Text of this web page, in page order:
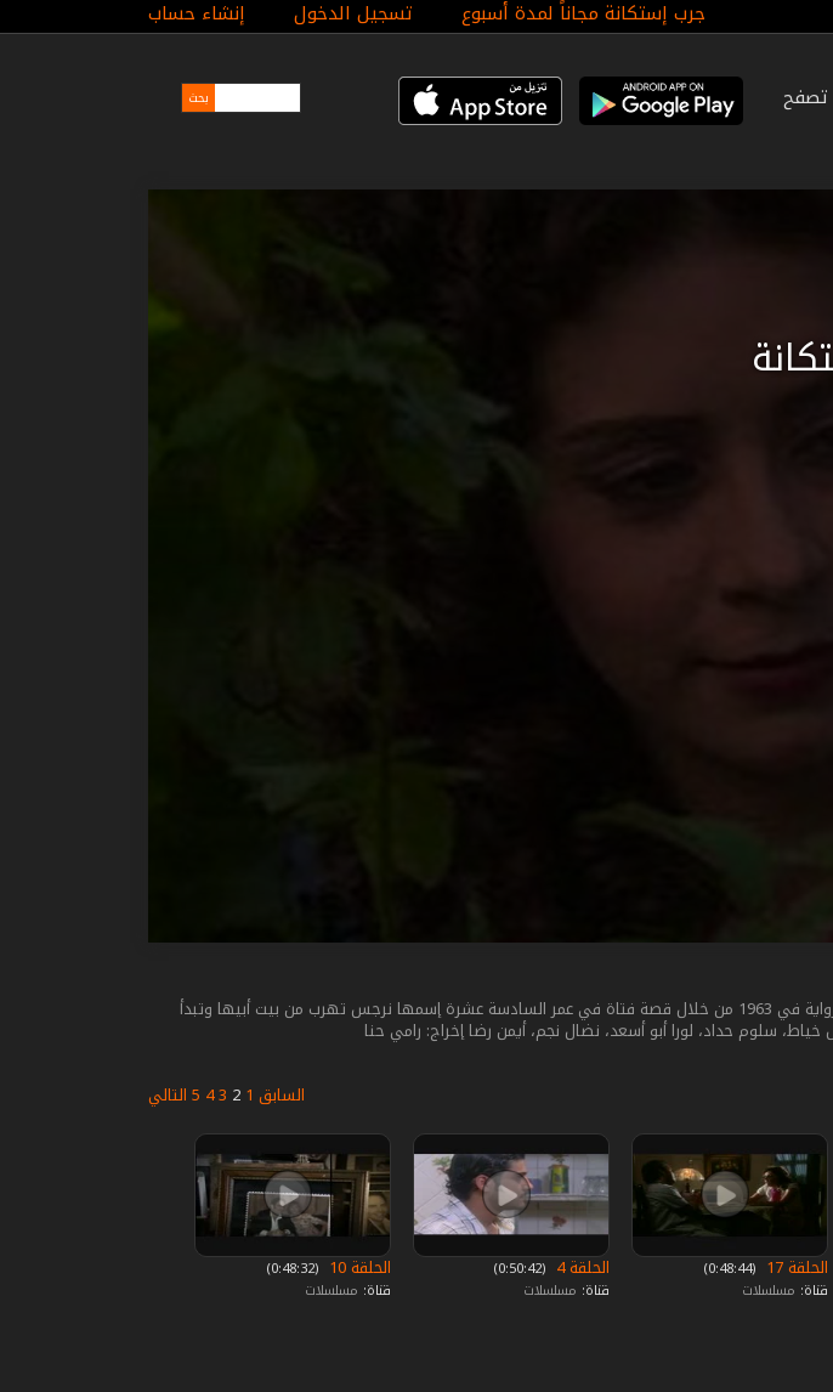
جرب إستكانة مجاناً لمدة أسبوع تسجيل الدخول إنشاء حساب
تصفح
مسلسل درامي سوري، تدور أحداثه وسط أجواء دمشقية حميمة وما بين الريف والمدينة. حيث تبدأ الرواية في 1963 من خلال قصة فتاة في عمر السادسة عشرة إسمها نرجس تهرب من بيت أبيها وتبدأ
سلوم حداد، لورا أبو أسعد، نضال نجم، أيمن رضا إخراج: رامي حنا
السابق 1
2
3
4
5 التالي
الحلقة 17
‏ (0:48:44)
قناة: مسلسلات
الحلقة 4
‏ (0:50:42)
قناة: مسلسلات
الحلقة 10
‏ (0:48:32)
قناة: مسلسلات